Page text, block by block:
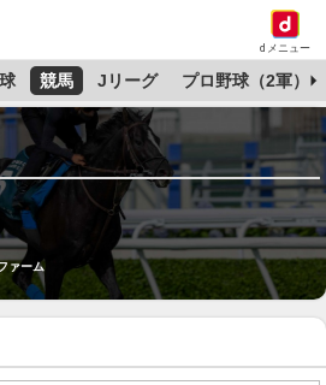
dメニュー
競馬 Jリーグ プロ野球（2軍）
ァーム